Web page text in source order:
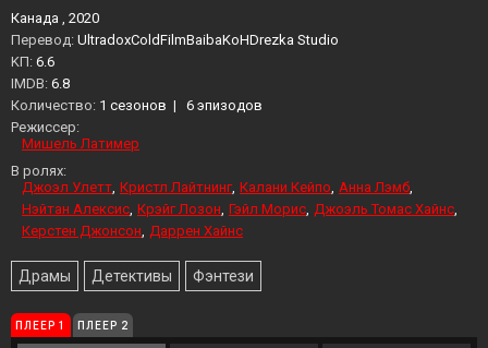
Канада , 2020
Перевод: UltradoxColdFilmBaibaKoHDrezka Studio
KП: 6.6
IMDB: 6.8
Количество: 1 сезонов | 6 эпизодов
Режиссер:
Мишель Латимер
В ролях:
Джоэл Улетт Кристл Лайтнинг Калани Кейпо Анна Лэмб
Нэйтан Алексис Крэйг Лозон Гэйл Морис Джоэль Томас Хайнс
Керстен Джонсон Даррен Хайнс
Драмы Детективы Фэнтези
ПЛЕЕР 1 ПЛЕЕР 2